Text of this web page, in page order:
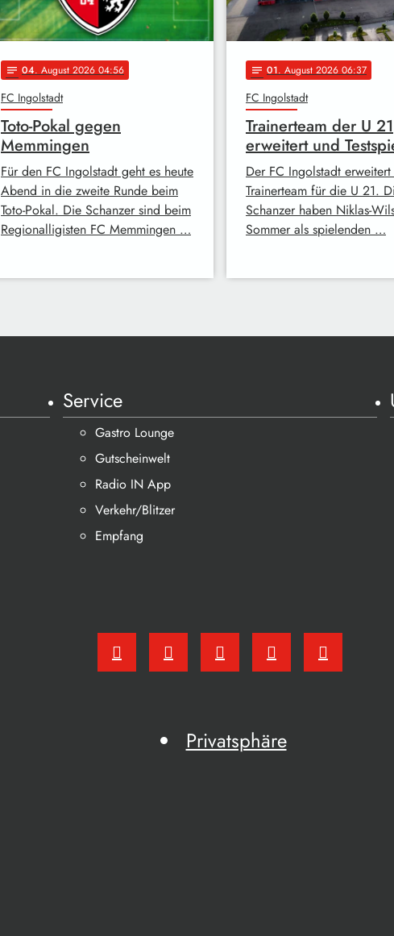
notes 04. August 2026 04:56
FC Ingolstadt
Toto-Pokal gegen
Memmingen
Für den FC Ingolstadt geht es heute
Abend in die zweite Runde beim
Toto-Pokal. Die Schanzer sind beim
Regionalligisten FC Memmingen …
notes 01. August 2026 06:37
FC Ingolstadt
Trainerteam der U 21
erweitert und
Der FC Ingolstadt
Trainerteam für die U 21.
Schanzer haben Niklas-
Sommer als spielenden …
Service
Gastro Lounge
Gutscheinwelt
Radio IN App
Verkehr/Blitzer
Empfang
Privatsphäre